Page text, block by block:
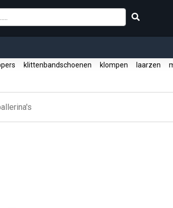
klittenbandschoenen klompen laarzen